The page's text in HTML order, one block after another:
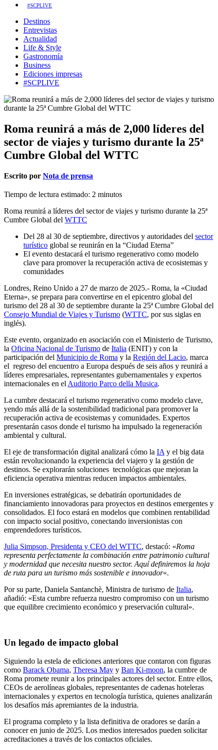
#SCPLIVE
Destinos
Entrevistas
Actualidad
Life & Style
Gastronomía
Business
Ediciones impresas
#SCPLIVE
Roma reunirá a más de 2,000 líderes del
sector de viajes y turismo durante la 25ª
Cumbre Global del WTTC
Escrito por Nota de prensa
Tiempo de lectura estimado: 2 minutos
Roma reunirá a líderes del sector de viajes y turismo durante la 25ª
Cumbre Global del WTTC
Del 28 al 30 de septiembre, directivos y autoridades del sector
turístico global se reunirán en la “Ciudad Eterna”
El evento destacará el turismo regenerativo como modelo
clave para promover la recuperación activa de ecosistemas y
comunidades
Londres, Reino Unido a 27 de marzo de 2025.- Roma, la «Ciudad
Eterna», se prepara para convertirse en el epicentro global del
turismo del 28 al 30 de septiembre durante la 25ª Cumbre Global del
Consejo Mundial de Viajes y Turismo (WTTC, por sus siglas en
inglés).
Este evento, organizado en asociación con el Ministerio de Turismo,
la Oficina Nacional de Turismo de Italia (ENIT) y con la
participación del Municipio de Roma y la Región del Lacio, marca
el regreso del encuentro a Europa después de seis años y reunirá a
líderes empresariales, representantes gubernamentales y expertos
internacionales en el Auditorio Parco della Musica.
La cumbre destacará el turismo regenerativo como modelo clave,
yendo más allá de la sostenibilidad tradicional para promover la
recuperación activa de ecosistemas y comunidades. Expertos
presentarán casos donde el turismo ha impulsado la regeneración
ambiental y cultural.
El eje de transformación digital analizará cómo la IA y el big data
están revolucionando la experiencia del viajero y la gestión de
destinos. Se explorarán soluciones tecnológicas que mejoran la
eficiencia operativa mientras reducen impactos ambientales.
En inversiones estratégicas, se debatirán oportunidades de
financiamiento innovadoras para proyectos en destinos emergentes y
consolidados. El foco estará en modelos que combinen rentabilidad
con impacto social positivo, conectando inversionistas con
emprendedores turísticos.
Julia Simpson, Presidenta y CEO del WTTC, destacó: «Roma
representa perfectamente la combinación entre patrimonio cultural
y modernidad que necesita nuestro sector. Aquí definiremos la hoja
de ruta para un turismo más sostenible e innovador«.
Por su parte, Daniela Santanchè, Ministra de turismo de Italia,
añadió: «Esta cumbre refuerza nuestro compromiso con un turismo
que equilibre crecimiento económico y preservación cultural».
Un legado de impacto global
Siguiendo la estela de ediciones anteriores que contaron con figuras
como Barack Obama, Theresa May y Ban Ki-moon, la cumbre de
Roma promete reunir a los principales actores del sector. Entre ellos,
CEOs de aerolíneas globales, representantes de cadenas hoteleras
internacionales y expertos en tecnología turística, quienes analizarán
los desafíos más apremiantes de la industria.
El programa completo y la lista definitiva de oradores se darán a
conocer en junio de 2025. Los medios interesados pueden solicitar
acreditaciones a través de los contactos oficiales.